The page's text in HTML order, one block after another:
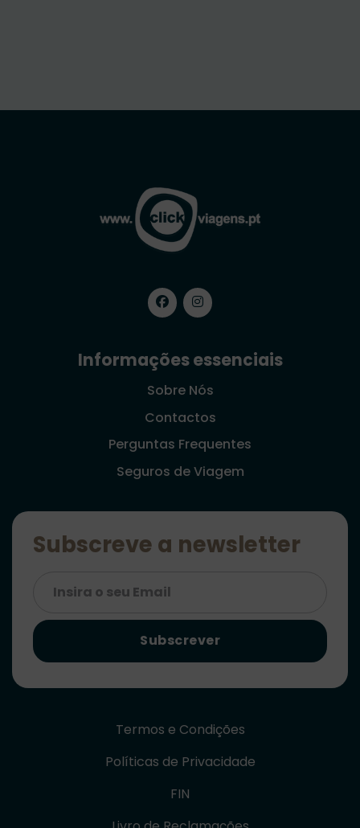
Informações essenciais
Sobre Nós
Contactos
Perguntas Frequentes
Seguros de Viagem
Subscreve a newsletter
Subscrever
Termos e Condições
Políticas de Privacidade
FIN